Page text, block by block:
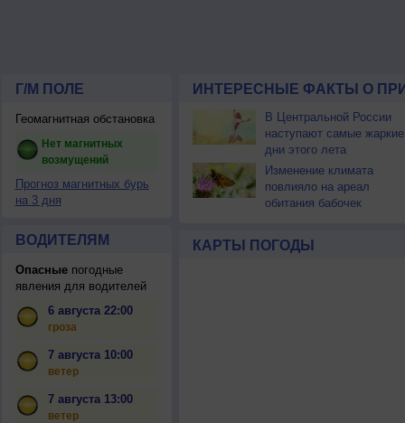
Г/М ПОЛЕ
Геомагнитная обстановка
Нет магнитных
возмущений
Прогноз магнитных бурь
на 3 дня
ВОДИТЕЛЯМ
Опасныепогодные
явления для водителей
6 августа 22:00
гроза
7 августа 10:00
ветер
7 августа 13:00
ветер
ИНТЕРЕСНЫЕ ФАКТЫ О
В Центральной России
наступают самые жаркие
дни этого лета
Изменение климата
повлияло на ареал
обитания бабочек
КАРТЫ ПОГОДЫ